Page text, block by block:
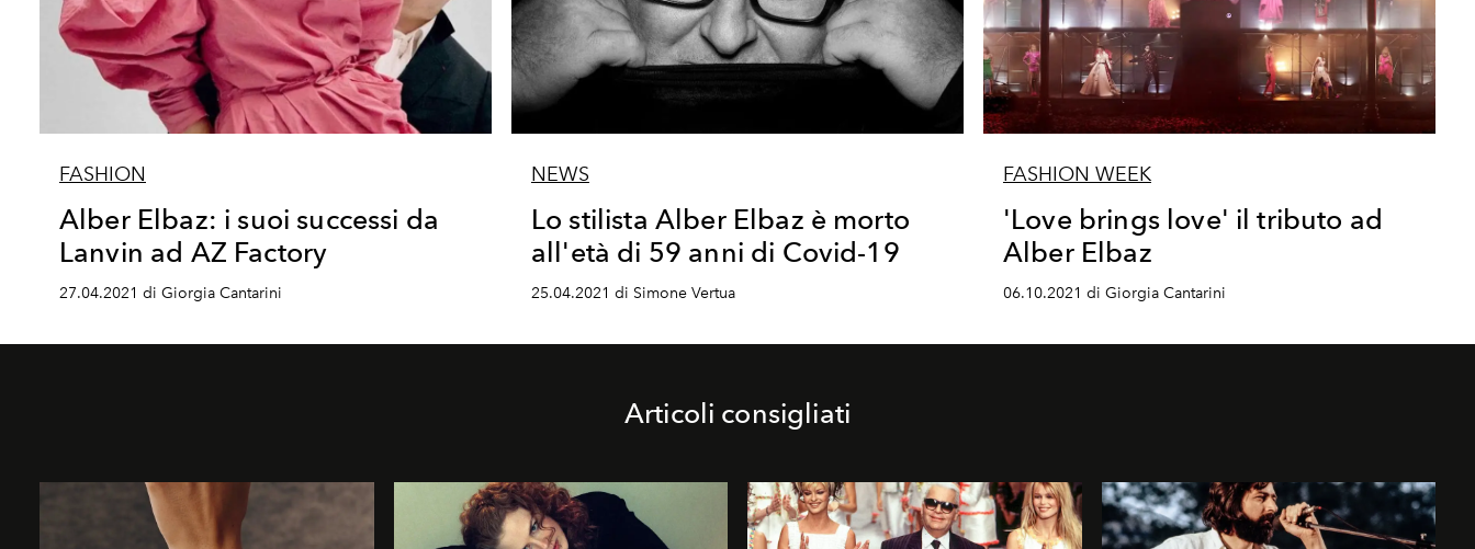
FASHION
Alber Elbaz: i suoi successi da
Lanvin ad AZ Factory
27.04.2021 di Giorgia Cantarini
NEWS
Lo stilista Alber Elbaz è morto
all'età di 59 anni di Covid-19
25.04.2021 di Simone Vertua
FASHION WEEK
'Love brings love' il tributo ad
Alber Elbaz
06.10.2021 di Giorgia Cantarini
Articoli consigliati